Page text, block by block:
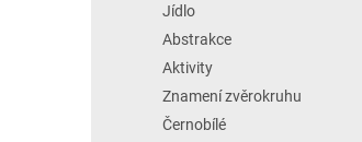
Jídlo
Abstrakce
Aktivity
Znamení zvěrokruhu
Černobílé